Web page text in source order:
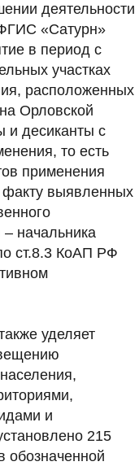
деятельности
«Сатурн»
в период с
участках
расположенных
Орловской
и десиканты с
то есть
применения
факту выявленных
начальника
ст.8.3 КоАП РФ
уделяет
и
215
обозначенной